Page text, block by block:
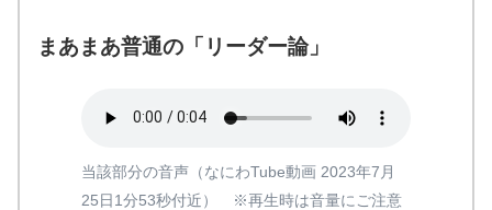
まあまあ普通の「リーダー論」
当該部分の音声（なにわTube動画 2023年7月
25日1分53秒付近） ※再生時は音量にご注意